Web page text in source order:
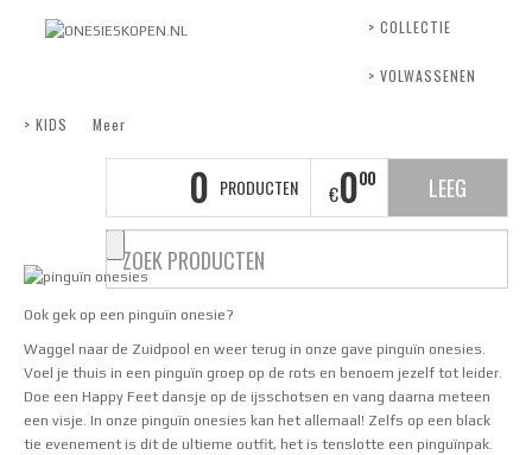
> COLLECTIE
> VOLWASSENEN
> KIDS Meer
0 PRODUCTEN €000 LEEG
Ook gek op een pinguïn onesie?
Waggel naar de Zuidpool en weer terug in onze gave pinguïn onesies.
Voel je thuis in een pinguïn groep op de rots en benoem jezelf tot leider.
Doe een Happy Feet dansje op de ijsschotsen en vang daarna meteen
een visje. In onze pinguïn onesies kan het allemaal! Zelfs op een black
tie evenement is dit de ultieme outfit, het is tenslotte een pinguïnpak.